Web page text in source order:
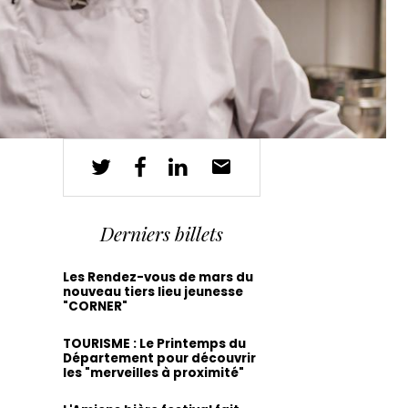
Derniers billets
Les Rendez-vous de mars du
nouveau tiers lieu jeunesse
"CORNER"
TOURISME : Le Printemps du
Département pour découvrir
les "merveilles à proximité"